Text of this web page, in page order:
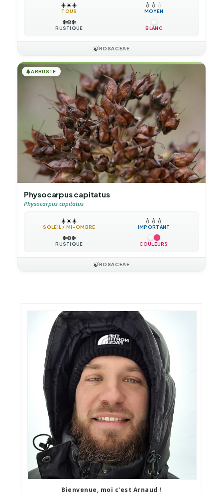
☀️☀️☀️
TOUS
💧 💧 💧
MOYEN
❄️❄️❄️
RUSTIQUE BLANC
🍃ROSACEAE
🌲ARBUSTE
Physocarpus capitatus
Physocarpus capitatus
☀️☀️☀️
SOLEIL / MI-OMBRE
💧 💧 💧
IMPORTANT
❄️❄️❄️
RUSTIQUE COULEURS
🍃ROSACEAE
Bienvenue, moi c'est Arnaud !